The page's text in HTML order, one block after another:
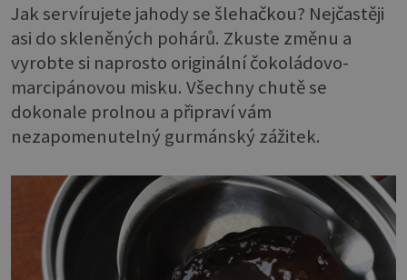
Jak servírujete jahody se šlehačkou? Nejčastěji
asi do skleněných pohárů. Zkuste změnu a
vyrobte si naprosto originální čokoládovo-
marcipánovou misku. Všechny chutě se
dokonale prolnou a připraví vám
nezapomenutelný gurmánský zážitek.